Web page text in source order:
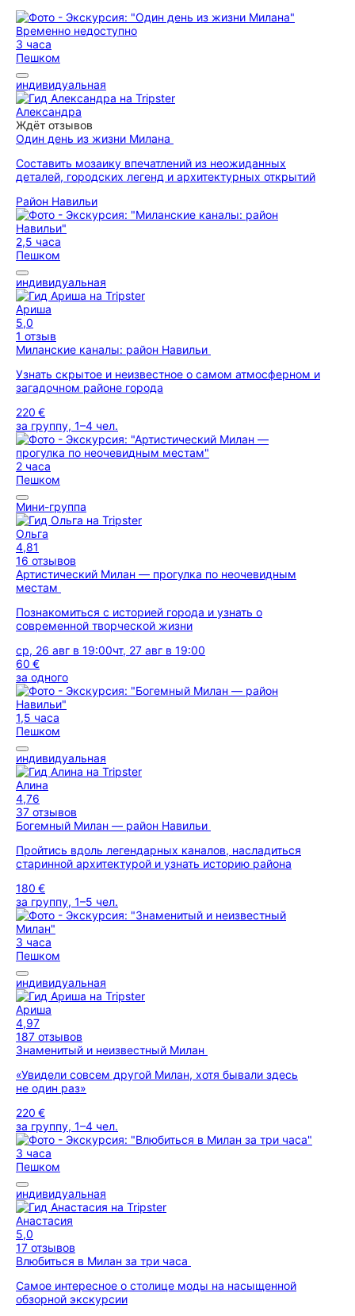
Временно недоступно
3 часа
Пешком
индивидуальная
Александра
Ждёт отзывов
Один день из жизни Милана
Составить мозаику впечатлений из неожиданных
деталей, городских легенд и архитектурных открытий
Район Навильи
2,5 часа
Пешком
индивидуальная
Ариша
5,0
1 отзыв
Миланские каналы: район Навильи
Узнать скрытое и неизвестное о самом атмосферном и
загадочном районе города
220 €
за группу, 1–4 чел.
2 часа
Пешком
Мини-группа
Ольга
4,81
16 отзывов
Артистический Милан — прогулка по неочевидным
местам
Познакомиться с историей города и узнать о
современной творческой жизни
ср, 26 авг в 19:00чт, 27 авг в 19:00
60 €
за одного
1,5 часа
Пешком
индивидуальная
Алина
4,76
37 отзывов
Богемный Милан — район Навильи
Пройтись вдоль легендарных каналов, насладиться
старинной архитектурой и узнать историю района
180 €
за группу, 1–5 чел.
3 часа
Пешком
индивидуальная
Ариша
4,97
187 отзывов
Знаменитый и неизвестный Милан
«Увидели совсем другой Милан, хотя бывали здесь
не один раз»
220 €
за группу, 1–4 чел.
3 часа
Пешком
индивидуальная
Анастасия
5,0
17 отзывов
Влюбиться в Милан за три часа
Самое интересное о столице моды на насыщенной
обзорной экскурсии